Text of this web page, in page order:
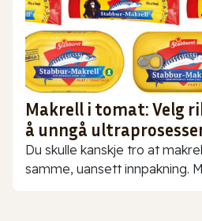
Makrell i tomat: Velg
å unngå
Du skulle kanskje tro at
samme, uansett innpakning.